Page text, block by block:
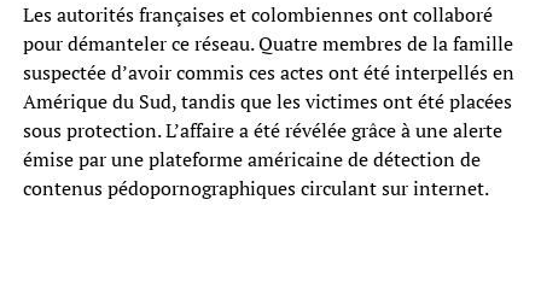
Les autorités françaises et colombiennes ont collaboré
pour démanteler ce réseau. Quatre membres de la famille
suspectée d’avoir commis ces actes ont été interpellés en
Amérique du Sud, tandis que les victimes ont été placées
sous protection. L’affaire a été révélée grâce à une alerte
émise par une plateforme américaine de détection de
contenus pédopornographiques circulant sur internet.